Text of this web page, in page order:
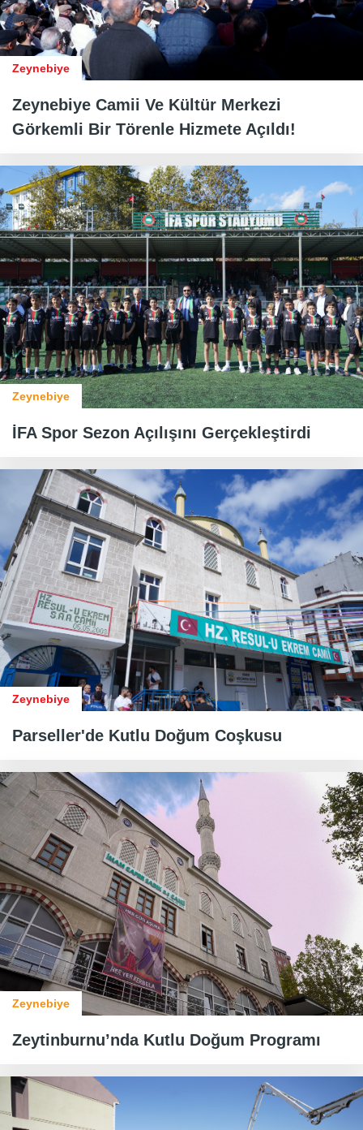
Zeynebiye
Zeynebiye Camii Ve Kültür Merkezi
Görkemli Bir Törenle Hizmete Açıldı!
Zeynebiye
İFA Spor Sezon Açılışını Gerçekleştirdi
Zeynebiye
​​​​​​​Parseller'de Kutlu Doğum Coşkusu
Zeynebiye
Zeytinburnu’nda Kutlu Doğum Programı